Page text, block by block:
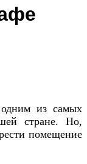
одним из самых
стране. Но,
помещение